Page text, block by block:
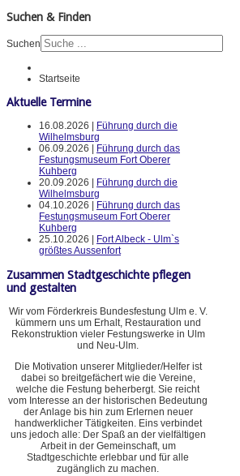
Suchen & Finden
Suchen
Startseite
Aktuelle Termine
16.08.2026 |
Führung durch die
Wilhelmsburg
06.09.2026 |
Führung durch das
Festungsmuseum Fort Oberer
Kuhberg
20.09.2026 |
Führung durch die
Wilhelmsburg
04.10.2026 |
Führung durch das
Festungsmuseum Fort Oberer
Kuhberg
25.10.2026 |
Fort Albeck - Ulm`s
größtes Aussenfort
Zusammen Stadtgeschichte pflegen
und gestalten
Wir vom Förderkreis Bundesfestung Ulm e. V.
kümmern uns um Erhalt, Restauration und
Rekonstruktion vieler Festungswerke in Ulm
und Neu-Ulm.
Die Motivation unserer Mitglieder/Helfer ist
dabei so breitgefächert wie die Vereine,
welche die Festung beherbergt. Sie reicht
vom Interesse an der historischen Bedeutung
der Anlage bis hin zum Erlernen neuer
handwerklicher Tätigkeiten. Eins verbindet
uns jedoch alle: Der Spaß an der vielfältigen
Arbeit in der Gemeinschaft, um
Stadtgeschichte erlebbar und für alle
zugänglich zu machen.